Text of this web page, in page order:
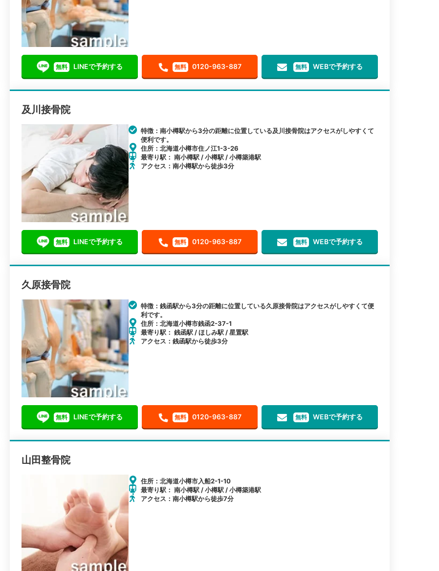
無料 LINEで予約する 無料 0120-963-887 無料 WEBで予約する
及川接骨院
特徴：南小樽駅から3分の距離に位置している及川接骨院はアクセスがしやすくて
便利です。
住所：北海道小樽市住ノ江1-3-26
最寄り駅： 南小樽駅 / 小樽駅 / 小樽築港駅
アクセス：南小樽駅から徒歩3分
無料 LINEで予約する 無料 0120-963-887 無料 WEBで予約する
久原接骨院
特徴：銭函駅から3分の距離に位置している久原接骨院はアクセスがしやすくて便
利です。
住所：北海道小樽市銭函2-37-1
最寄り駅： 銭函駅 / ほしみ駅 / 星置駅
アクセス：銭函駅から徒歩3分
無料 LINEで予約する 無料 0120-963-887 無料 WEBで予約する
山田整骨院
住所：北海道小樽市入船2-1-10
最寄り駅： 南小樽駅 / 小樽駅 / 小樽築港駅
アクセス：南小樽駅から徒歩7分